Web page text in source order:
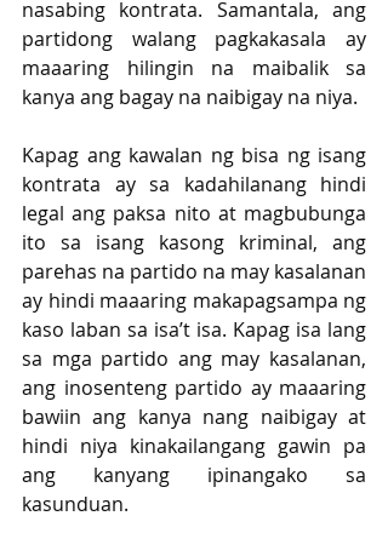
nasabing kontrata. Samantala, ang
partidong walang pagkakasala ay
maaaring hilingin na maibalik sa
kanya ang bagay na naibigay na niya.
Kapag ang kawalan ng bisa ng isang
kontrata ay sa kadahilanang hindi
legal ang paksa nito at magbubunga
ito sa isang kasong kriminal, ang
parehas na partido na may kasalanan
ay hindi maaaring makapagsampa ng
kaso laban sa isa’t isa. Kapag isa lang
sa mga partido ang may kasalanan,
ang inosenteng partido ay maaaring
bawiin ang kanya nang naibigay at
hindi niya kinakailangang gawin pa
ang kanyang ipinangako sa
kasunduan.